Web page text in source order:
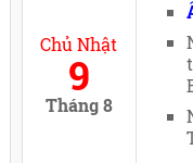
Chủ Nhật
9
Tháng 8